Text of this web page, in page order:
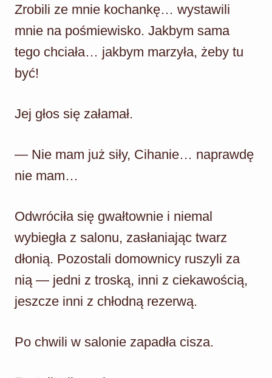
Zrobili ze mnie kochankę… wystawili
mnie na pośmiewisko. Jakbym sama
tego chciała… jakbym marzyła, żeby tu
być!
Jej głos się załamał.
— Nie mam już siły, Cihanie… naprawdę
nie mam…
Odwróciła się gwałtownie i niemal
wybiegła z salonu, zasłaniając twarz
dłonią. Pozostali domownicy ruszyli za
nią — jedni z troską, inni z ciekawością,
jeszcze inni z chłodną rezerwą.
Po chwili w salonie zapadła cisza.